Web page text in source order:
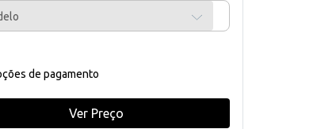
de pagamento
Ver Preço